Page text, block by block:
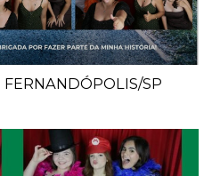
FERNANDÓPOLIS/SP